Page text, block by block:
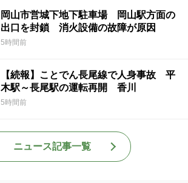
岡山市営城下地下駐車場 岡山駅方面の
出口を封鎖 消火設備の故障が原因
5時間前
【続報】ことでん長尾線で人身事故 平
木駅～長尾駅の運転再開 香川
5時間前
ニュース記事一覧